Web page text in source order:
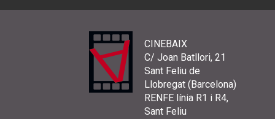
CINEBAIX
C/ Joan Batllori, 21
Sant Feliu de
Llobregat (Barcelona)
RENFE línia R1 i R4,
Sant Feliu